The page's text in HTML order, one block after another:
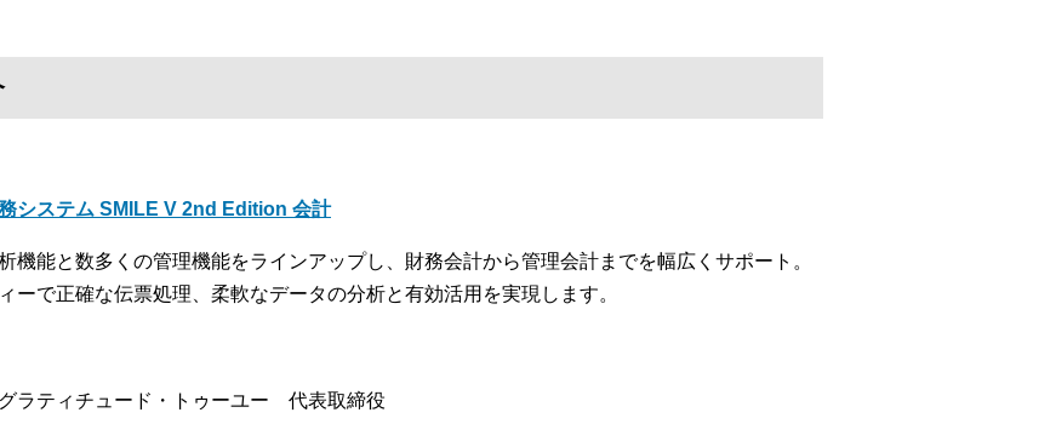
システム SMILE V 2nd Edition 会計
機能と数多くの管理機能をラインアップし、財務会計から管理会計までを幅広くサポート。
ーで正確な伝票処理、柔軟なデータの分析と有効活用を実現します。
ラティチュード・トゥーユー 代表取締役